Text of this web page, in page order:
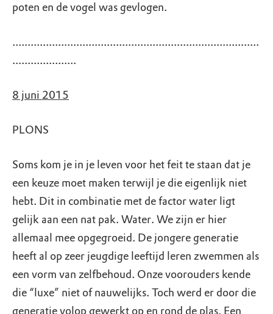
poten en de vogel was gevlogen.
.................................................................................
.....................
8 juni 2015
PLONS
Soms kom je in je leven voor het feit te staan dat je
een keuze moet maken terwijl je die eigenlijk niet
hebt. Dit in combinatie met de factor water ligt
gelijk aan een nat pak. Water. We zijn er hier
allemaal mee opgegroeid. De jongere generatie
heeft al op zeer jeugdige leeftijd leren zwemmen als
een vorm van zelfbehoud. Onze voorouders kende
die “luxe” niet of nauwelijks. Toch werd er door die
generatie volop gewerkt op en rond de plas. Een